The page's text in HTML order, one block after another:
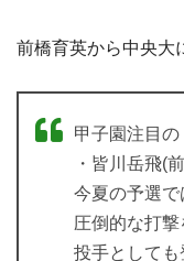
前橋育英から中央大
甲子園注目
・皆川岳飛(
今夏の予選で
圧倒的な打
投手として